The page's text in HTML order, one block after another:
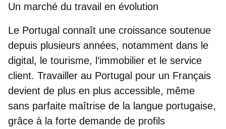
Un marché du travail en évolution
Le Portugal connaît une croissance soutenue
depuis plusieurs années, notamment dans le
digital, le tourisme, l’immobilier et le service
client. Travailler au Portugal pour un Français
devient de plus en plus accessible, même
sans parfaite maîtrise de la langue portugaise,
grâce à la forte demande de profils